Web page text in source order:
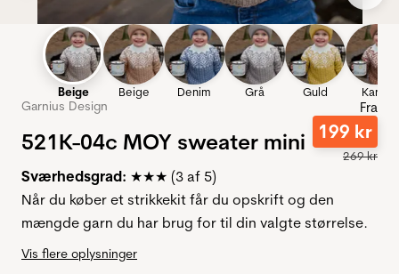
Beige Beige Denim Grå Guld Kanel
Garnius Design
521K-04c MOY sweater mini
Fra
199 kr
269kr
Sværhedsgrad: ★★★ (3 af 5)
Når du køber et strikkekit får du opskrift og den
mængde garn du har brug for til din valgte størrelse.
Vis flere oplysninger